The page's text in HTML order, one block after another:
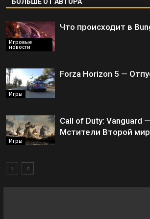
Игровые
новости
Что происходит в
Игры
Forza Horizon 5 —
Игры
Call of Duty: Vanguard
Мстители Второй